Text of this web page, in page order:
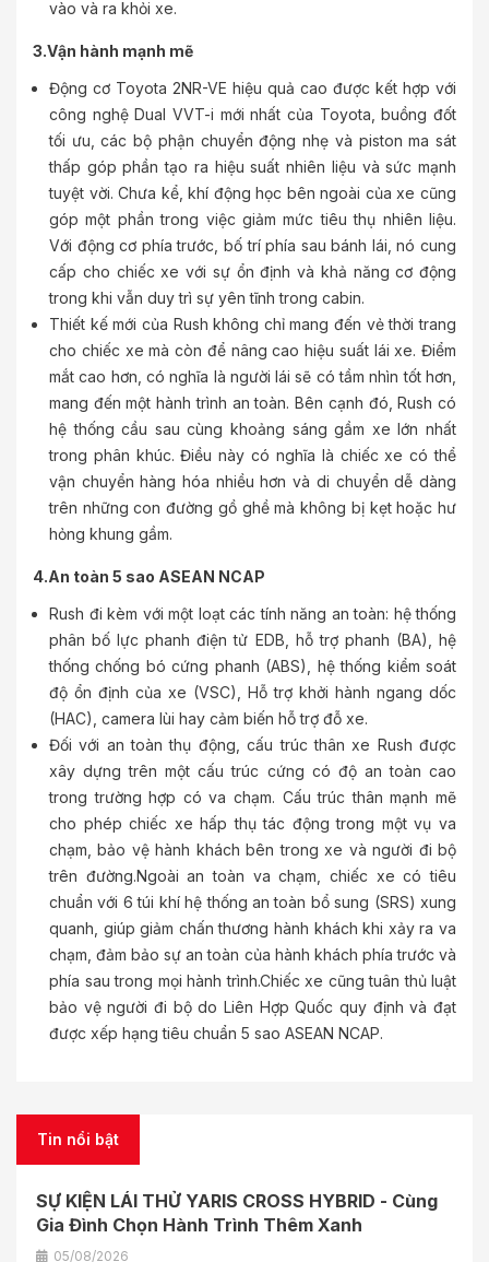
vào và ra khỏi xe.
3.Vận hành mạnh mẽ
Động cơ Toyota 2NR-VE hiệu quả cao được kết hợp với
công nghệ Dual VVT-i mới nhất của Toyota, buồng đốt
tối ưu, các bộ phận chuyển động nhẹ và piston ma sát
thấp góp phần tạo ra hiệu suất nhiên liệu và sức mạnh
tuyệt vời. Chưa kể, khí động học bên ngoài của xe cũng
góp một phần trong việc giảm mức tiêu thụ nhiên liệu.
Với động cơ phía trước, bố trí phía sau bánh lái, nó cung
cấp cho chiếc xe với sự ổn định và khả năng cơ động
trong khi vẫn duy trì sự yên tĩnh trong cabin.
Thiết kế mới của Rush không chỉ mang đến vẻ thời trang
cho chiếc xe mà còn để nâng cao hiệu suất lái xe. Điểm
mắt cao hơn, có nghĩa là người lái sẽ có tầm nhìn tốt hơn,
mang đến một hành trình an toàn. Bên cạnh đó, Rush có
hệ thống cầu sau cùng khoảng sáng gầm xe lớn nhất
trong phân khúc. Điều này có nghĩa là chiếc xe có thể
vận chuyển hàng hóa nhiều hơn và di chuyển dễ dàng
trên những con đường gồ ghề mà không bị kẹt hoặc hư
hỏng khung gầm.
4.An toàn 5 sao ASEAN NCAP
Rush đi kèm với một loạt các tính năng an toàn: hệ thống
phân bố lực phanh điện tử EDB, hỗ trợ phanh (BA), hệ
thống chống bó cứng phanh (ABS), hệ thống kiểm soát
độ ổn định của xe (VSC), Hỗ trợ khởi hành ngang dốc
(HAC), camera lùi hay cảm biến hỗ trợ đỗ xe.
Đối với an toàn thụ động, cấu trúc thân xe Rush được
xây dựng trên một cấu trúc cứng có độ an toàn cao
trong trường hợp có va chạm. Cấu trúc thân mạnh mẽ
cho phép chiếc xe hấp thụ tác động trong một vụ va
chạm, bảo vệ hành khách bên trong xe và người đi bộ
trên đường.Ngoài an toàn va chạm, chiếc xe có tiêu
chuẩn với 6 túi khí hệ thống an toàn bổ sung (SRS) xung
quanh, giúp giảm chấn thương hành khách khi xảy ra va
chạm, đảm bảo sự an toàn của hành khách phía trước và
phía sau trong mọi hành trình.Chiếc xe cũng tuân thủ luật
bảo vệ người đi bộ do Liên Hợp Quốc quy định và đạt
được xếp hạng tiêu chuẩn 5 sao ASEAN NCAP.
Tin nổi bật
SỰ KIỆN LÁI THỬ YARIS CROSS HYBRID - Cùng
Gia Đình Chọn Hành Trình Thêm Xanh
05/08/2026